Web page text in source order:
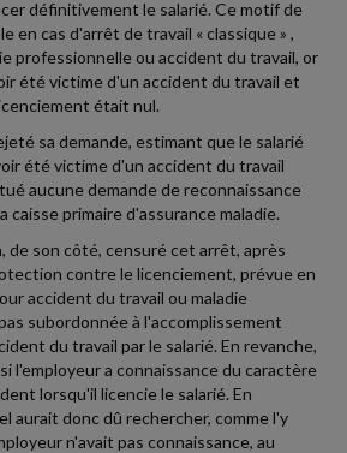
définitivement le salarié. Ce motif de
en cas d'arrêt de travail « classique » ,
professionnelle ou accident du travail, or
été victime d'un accident du travail et
était nul.
sa demande, estimant que le salarié
été victime d'un accident du travail
aucune demande de reconnaissance
caisse primaire d'assurance maladie.
de son côté, censuré cet arrêt, après
contre le licenciement, prévue en
accident du travail ou maladie
subordonnée à l'accomplissement
du travail par le salarié. En revanche,
l'employeur a connaissance du caractère
lorsqu'il licencie le salarié. En
aurait donc dû rechercher, comme l'y
n'avait pas connaissance, au